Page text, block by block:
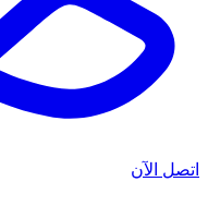
اتصل الآن